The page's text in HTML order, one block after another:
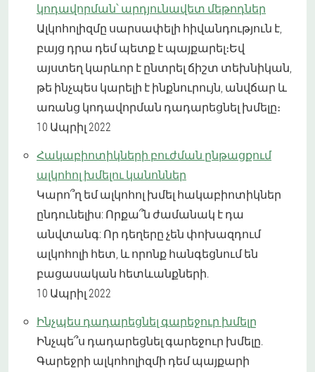
կոդավորման՝ արդյունավետ մեթոդներ
Ալկոհոլիզմը սարսափելի հիվանդություն է,
բայց դրա դեմ պետք է պայքարել։Եվ
այստեղ կարևոր է ընտրել ճիշտ տեխնիկան,
թե ինչպես կարելի է ինքնուրույն, անվճար և
առանց կոդավորման դադարեցնել խմելը։
10 Ապրիլ 2022
Հակաբիոտիկների բուժման ընթացքում
ալկոհոլ խմելու կանոններ
Կարո՞ղ եմ ալկոհոլ խմել հակաբիոտիկներ
ընդունելիս: Որքա՞ն ժամանակ է դա
անվտանգ: Որ դեղերը չեն փոխազդում
ալկոհոլի հետ, և որոնք հանգեցնում են
բացասական հետևանքների.
10 Ապրիլ 2022
Ինչպես դադարեցնել գարեջուր խմելը
Ինչպե՞ս դադարեցնել գարեջուր խմելը.
Գարեջրի ալկոհոլիզմի դեմ պայքարի